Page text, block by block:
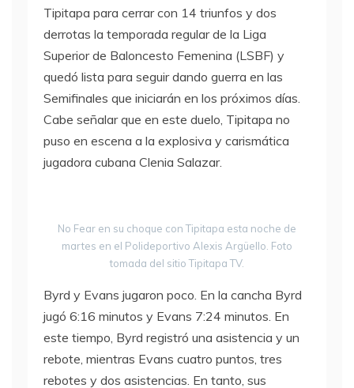
Tipitapa para cerrar con 14 triunfos y dos
derrotas la temporada regular de la Liga
Superior de Baloncesto Femenina (LSBF) y
quedó lista para seguir dando guerra en las
Semifinales que iniciarán en los próximos días.
Cabe señalar que en este duelo, Tipitapa no
puso en escena a la explosiva y carismática
jugadora cubana Clenia Salazar.
No Fear en su choque con Tipitapa esta noche de
martes en el Polideportivo Alexis Argüello. Foto
tomada del sitio Tipitapa TV.
Byrd y Evans jugaron poco. En la cancha Byrd
jugó 6:16 minutos y Evans 7:24 minutos. En
este tiempo, Byrd registró una asistencia y un
rebote, mientras Evans cuatro puntos, tres
rebotes y dos asistencias. En tanto, sus